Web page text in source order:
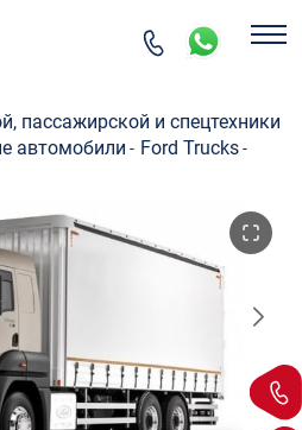
пассажирской и спецтехники
автомобили - Ford Trucks-